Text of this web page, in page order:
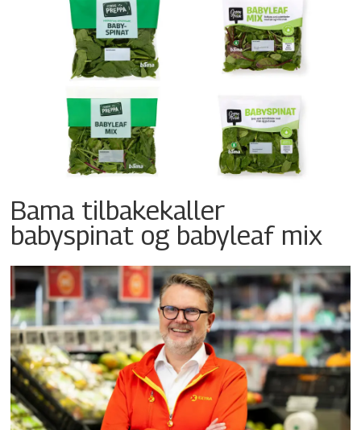
Bama tilbakekaller
babyspinat og babyleaf mix